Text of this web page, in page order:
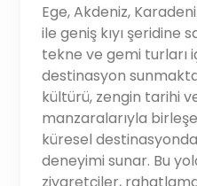
Ege, Akdeniz,
ile geniş kıyı şeridine
tekne ve gemi turları
destinasyon
kültürü, zengin tarihi
manzaralarıyla
küresel
deneyimi sunar. Bu
ziyaretçiler,